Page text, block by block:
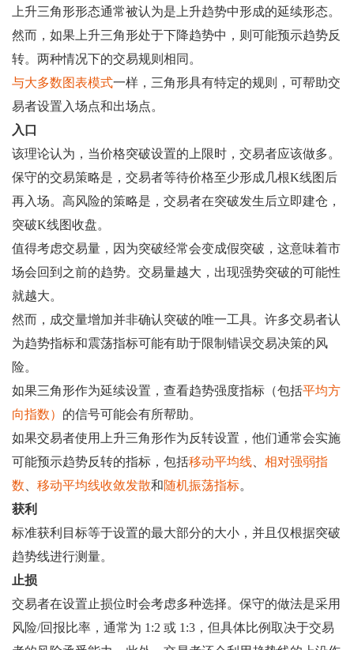
上升三角形形态通常被认为是上升趋势中形成的延续形态。
然而，如果上升三角形处于下降趋势中，则可能预示趋势反
转。两种情况下的交易规则相同。
与大多数图表模式一样，三角形具有特定的规则，可帮助交
易者设置入场点和出场点。
入口
该理论认为，当价格突破设置的上限时，交易者应该做多。
保守的交易策略是，交易者等待价格至少形成几根K线图后
再入场。高风险的策略是，交易者在突破发生后立即建仓，
突破K线图收盘。
值得考虑交易量，因为突破经常会变成假突破，这意味着市
场会回到之前的趋势。交易量越大，出现强势突破的可能性
就越大。
然而，成交量增加并非确认突破的唯一工具。许多交易者认
为趋势指标和震荡指标可能有助于限制错误交易决策的风
险。
如果三角形作为延续设置，查看趋势强度指标（包括平均方
向指数） 的信号可能会有所帮助。
如果交易者使用上升三角形作为反转设置，他们通常会实施
可能预示趋势反转的指标，包括移动平均线
相对强弱指
数
移动平均线收敛发散和随机振荡指标。
获利
标准获利目标等于设置的最大部分的大小，并且仅根据突破
趋势线进行测量。
止损
交易者在设置止损位时会考虑多种选择。保守的做法是采用
风险/回报比率，通常为 1:2 或 1:3，但具体比例取决于交易